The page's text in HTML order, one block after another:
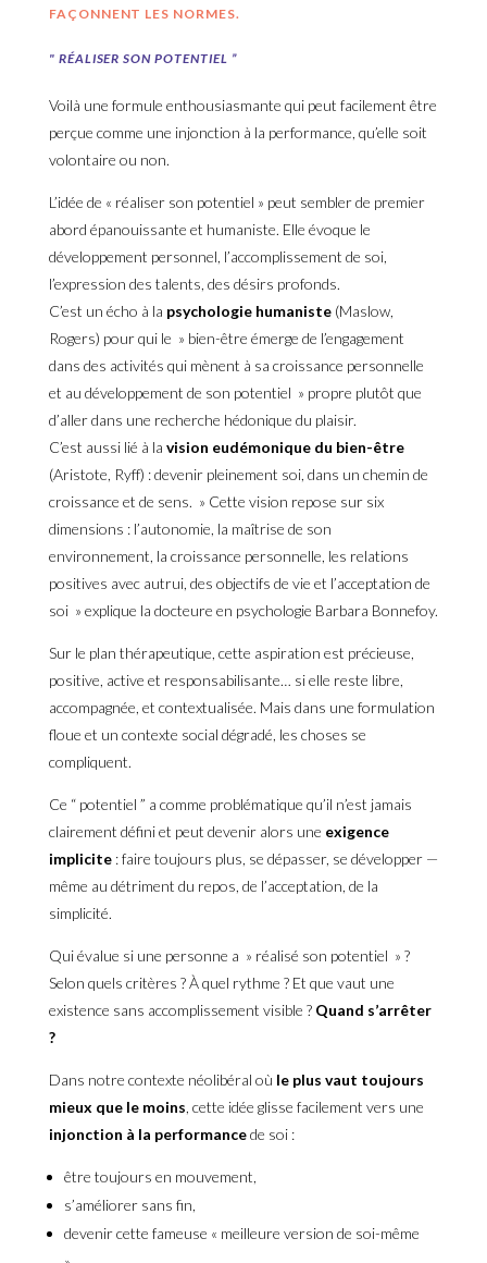
FAÇONNENT LES NORMES.
" RÉALISER SON POTENTIEL ”
Voilà une formule enthousiasmante qui peut facilement être
perçue comme une injonction à la performance, qu’elle soit
volontaire ou non.
L’idée de « réaliser son potentiel » peut sembler de premier
abord épanouissante et humaniste. Elle évoque le
développement personnel, l’accomplissement de soi,
l’expression des talents, des désirs profonds.
C’est un écho à la psychologie humaniste(Maslow,
Rogers) pour qui le » bien-être émerge de l’engagement
dans des activités qui mènent à sa croissance personnelle
et au développement de son potentiel » propre plutôt que
d’aller dans une recherche hédonique du plaisir.
C’est aussi lié à la vision eudémonique du bien-être
(Aristote, Ryff) : devenir pleinement soi, dans un chemin de
croissance et de sens. » Cette vision repose sur six
dimensions : l’autonomie, la maîtrise de son
environnement, la croissance personnelle, les relations
positives avec autrui, des objectifs de vie et l’acceptation de
soi » explique la docteure en psychologie Barbara Bonnefoy.
Sur le plan thérapeutique, cette aspiration est précieuse,
positive, active et responsabilisante… si elle reste libre,
accompagnée, et contextualisée. Mais dans une formulation
floue et un contexte social dégradé, les choses se
compliquent.
Ce “ potentiel ” a comme problématique qu’il n’est jamais
clairement défini et peut devenir alors une exigence
implicite: faire toujours plus, se dépasser, se développer —
même au détriment du repos, de l’acceptation, de la
simplicité.
Qui évalue si une personne a » réalisé son potentiel » ?
Selon quels critères ? À quel rythme ? Et que vaut une
existence sans accomplissement visible ? Quand s’arrêter
?
Dans notre contexte néolibéral où le plus vaut toujours
mieux que le moins, cette idée glisse facilement vers une
injonction à la performancede soi :
être toujours en mouvement,
s’améliorer sans fin,
devenir cette fameuse « meilleure version de soi-même